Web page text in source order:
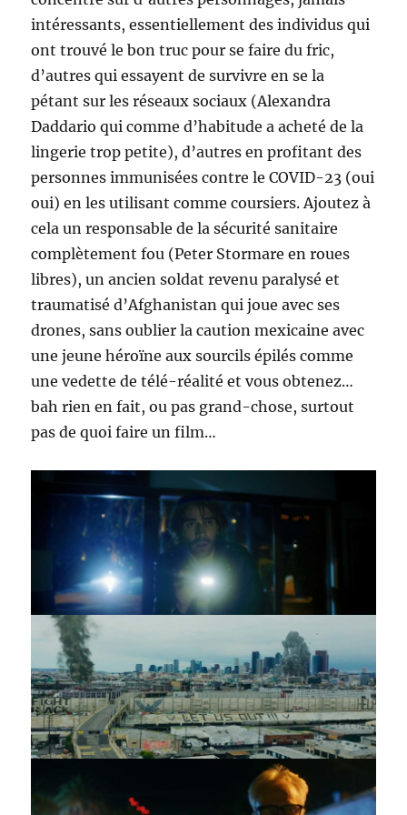
intéressants, essentiellement des individus qui
ont trouvé le bon truc pour se faire du fric,
d’autres qui essayent de survivre en se la
pétant sur les réseaux sociaux (Alexandra
Daddario qui comme d’habitude a acheté de la
lingerie trop petite), d’autres en profitant des
personnes immunisées contre le COVID-23 (oui
oui) en les utilisant comme coursiers. Ajoutez à
cela un responsable de la sécurité sanitaire
complètement fou (Peter Stormare en roues
libres), un ancien soldat revenu paralysé et
traumatisé d’Afghanistan qui joue avec ses
drones, sans oublier la caution mexicaine avec
une jeune héroïne aux sourcils épilés comme
une vedette de télé-réalité et vous obtenez…
bah rien en fait, ou pas grand-chose, surtout
pas de quoi faire un film…